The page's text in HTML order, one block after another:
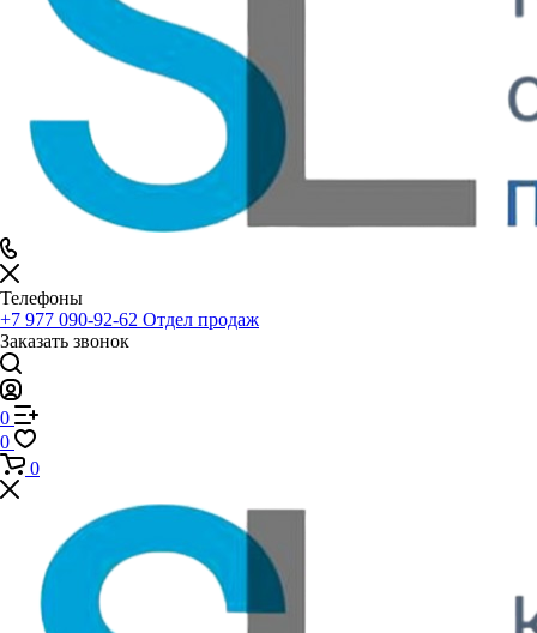
Телефоны
+7 977 090-92-62 Отдел продаж
Заказать звонок
0
0
0